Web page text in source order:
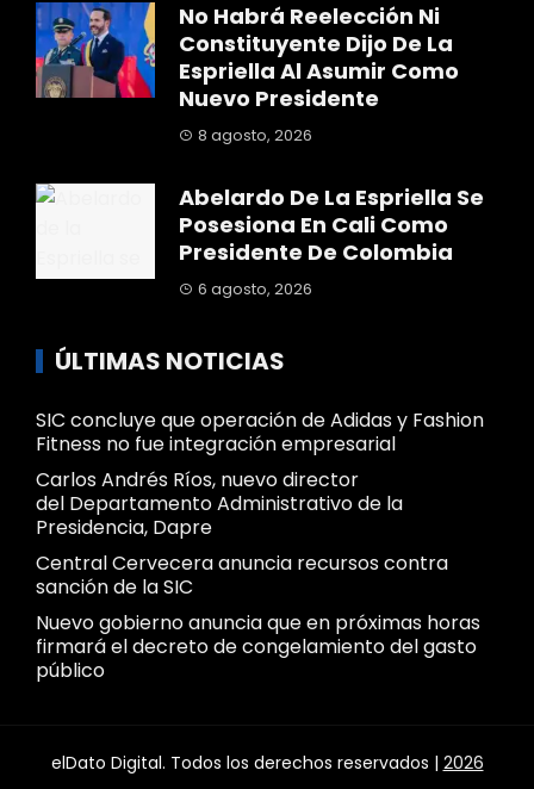
No Habrá Reelección Ni
Constituyente Dijo De La
Espriella Al Asumir Como
Nuevo Presidente
8 agosto, 2026
Abelardo De La Espriella Se
Posesiona En Cali Como
Presidente De Colombia
6 agosto, 2026
ÚLTIMAS NOTICIAS
SIC concluye que operación de Adidas y Fashion
Fitness no fue integración empresarial
Carlos Andrés Ríos, nuevo director
del Departamento Administrativo de la
Presidencia, Dapre
Central Cervecera anuncia recursos contra
sanción de la SIC
Nuevo gobierno anuncia que en próximas horas
firmará el decreto de congelamiento del gasto
público
elDato Digital. Todos los derechos reservados | 2026